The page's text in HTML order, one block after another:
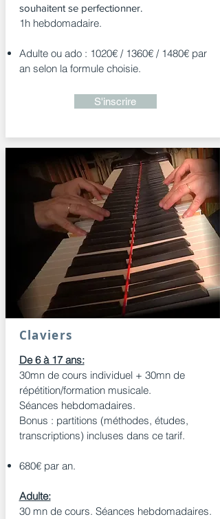
souhaitent se perfectionner.
1h hebdomadaire.
Adulte ou ado : 1020€ / 1360€ / 1480€ par
an selon la formule choisie.
S'inscrire
Claviers
De 6 à 17 ans:
30mn de cours individuel + 30mn de
répétition/formation musicale.
Séances hebdomadaires.
Bonus : partitions (méthodes, études,
transcriptions) incluses dans ce tarif.
680€ par an.
Adulte:
30 mn de cours. Séances hebdomadaires.